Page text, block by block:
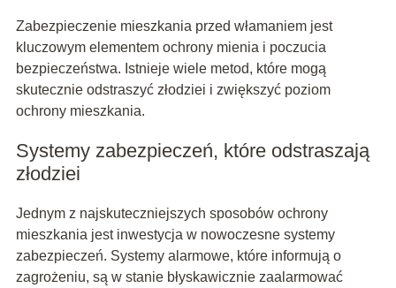
Zabezpieczenie mieszkania przed włamaniem jest
kluczowym elementem ochrony mienia i poczucia
bezpieczeństwa. Istnieje wiele metod, które mogą
skutecznie odstraszyć złodziei i zwiększyć poziom
ochrony mieszkania.
Systemy zabezpieczeń, które odstraszają
złodziei
Jednym z najskuteczniejszych sposobów ochrony
mieszkania jest inwestycja w nowoczesne systemy
zabezpieczeń. Systemy alarmowe, które informują o
zagrożeniu, są w stanie błyskawicznie zaalarmować